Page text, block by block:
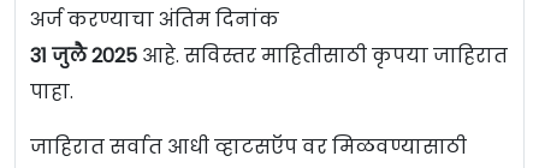
अर्ज करण्याचा अंतिम दिनांक
31 जुलै2025 आहे. सविस्तर माहितीसाठी कृपया जाहिरात
पाहा.
जाहिरात सर्वात आधी व्हाटसऍप वर मिळवण्यासाठी